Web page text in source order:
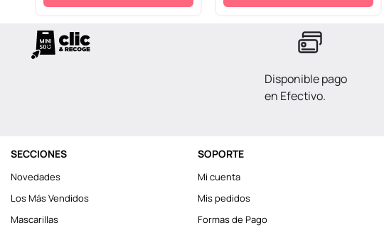
Disponible pago
en Efectivo.
SECCIONES
Novedades
Los Más Vendidos
Mascarillas
SOPORTE
Mi cuenta
Mis pedidos
Formas de Pago